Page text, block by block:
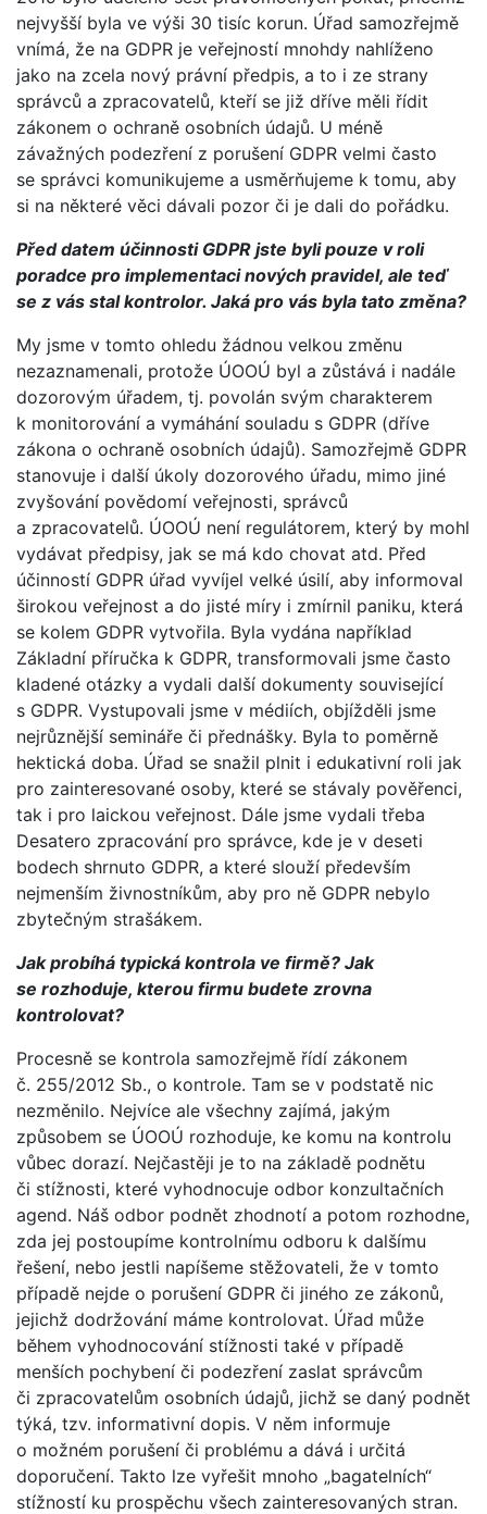
nejvyšší byla ve výši 30 tisíc korun. Úřad samozřejmě
vnímá, že na GDPR je veřejností mnohdy nahlíženo
jako na zcela nový právní předpis, a to i ze strany
správců a zpracovatelů, kteří se již dříve měli řídit
zákonem o ochraně osobních údajů. U méně
závažných podezření z porušení GDPR velmi často
se správci komunikujeme a usměrňujeme k tomu, aby
si na některé věci dávali pozor či je dali do pořádku.
Před datem účinnosti GDPR jste byli pouze v roli
poradce pro implementaci nových pravidel, ale teď
se z vás stal kontrolor. Jaká pro vás byla tato změna?
My jsme v tomto ohledu žádnou velkou změnu
nezaznamenali, protože ÚOOÚ byl a zůstává i nadále
dozorovým úřadem, tj. povolán svým charakterem
k monitorování a vymáhání souladu s GDPR (dříve
zákona o ochraně osobních údajů). Samozřejmě GDPR
stanovuje i další úkoly dozorového úřadu, mimo jiné
zvyšování povědomí veřejnosti, správců
a zpracovatelů. ÚOOÚ není regulátorem, který by mohl
vydávat předpisy, jak se má kdo chovat atd. Před
účinností GDPR úřad vyvíjel velké úsilí, aby informoval
širokou veřejnost a do jisté míry i zmírnil paniku, která
se kolem GDPR vytvořila. Byla vydána například
Základní příručka k GDPR, transformovali jsme často
kladené otázky a vydali další dokumenty související
s GDPR. Vystupovali jsme v médiích, objížděli jsme
nejrůznější semináře či přednášky. Byla to poměrně
hektická doba. Úřad se snažil plnit i edukativní roli jak
pro zainteresované osoby, které se stávaly pověřenci,
tak i pro laickou veřejnost. Dále jsme vydali třeba
Desatero zpracování pro správce, kde je v deseti
bodech shrnuto GDPR, a které slouží především
nejmenším živnostníkům, aby pro ně GDPR nebylo
zbytečným strašákem.
Jak probíhá typická kontrola ve firmě? Jak
se rozhoduje, kterou firmu budete zrovna
kontrolovat?
Procesně se kontrola samozřejmě řídí zákonem
č. 255/2012 Sb., o kontrole. Tam se v podstatě nic
nezměnilo. Nejvíce ale všechny zajímá, jakým
způsobem se ÚOOÚ rozhoduje, ke komu na kontrolu
vůbec dorazí. Nejčastěji je to na základě podnětu
či stížnosti, které vyhodnocuje odbor konzultačních
agend. Náš odbor podnět zhodnotí a potom rozhodne,
zda jej postoupíme kontrolnímu odboru k dalšímu
řešení, nebo jestli napíšeme stěžovateli, že v tomto
případě nejde o porušení GDPR či jiného ze zákonů,
jejichž dodržování máme kontrolovat. Úřad může
během vyhodnocování stížnosti také v případě
menších pochybení či podezření zaslat správcům
či zpracovatelům osobních údajů, jichž se daný podnět
týká, tzv. informativní dopis. V něm informuje
o možném porušení či problému a dává i určitá
doporučení. Takto lze vyřešit mnoho „bagatelních“
stížností ku prospěchu všech zainteresovaných stran.